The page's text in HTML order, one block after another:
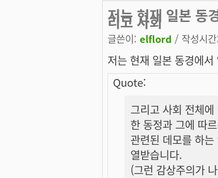
저는 현재 일본
리고 사회
글쓴이: elflord / 작성시
저는 현재 일본 동경에
Quote:
그리고 사회 전체
한 동정과 그에 따
관련된 데모를 하
열받습니다.
(그런 감상주의가